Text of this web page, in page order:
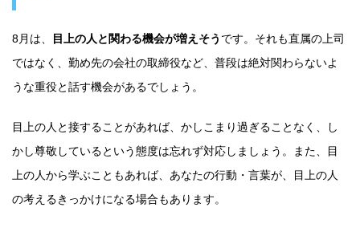
8月は、 目上の人と関わる機会が増えそう です。それも直属の上司
ではなく、勤め先の会社の取締役など、普段は絶対関わらないよ
うな重役と話す機会があるでしょう。
目上の人と接することがあれば、かしこまり過ぎることなく、し
かし尊敬しているという態度は忘れず対応しましょう。また、目
上の人から学ぶこともあれば、あなたの行動・言葉が、目上の人
の考えるきっかけになる場合もあります。